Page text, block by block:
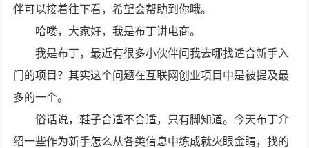
伴可以接着往下看，希望会帮助到你哦。
哈喽，大家好，我是布丁讲电商。
我是布丁，最近有很多小伙伴问我去哪找适合新手入
门的项目？其实这个问题在互联网创业项目中是被提及最
多的一个。
俗话说，鞋子合适不合适，只有脚知道。今天布丁介
绍一些作为新手怎么从各类信息中练成就火眼金睛，找的